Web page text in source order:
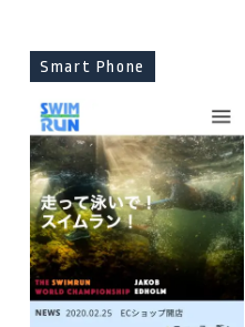
Smart Phone